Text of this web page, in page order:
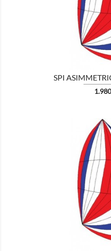
SPI

